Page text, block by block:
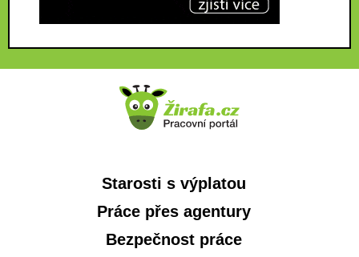
Starosti s výplatou
Práce přes agentury
Bezpečnost práce